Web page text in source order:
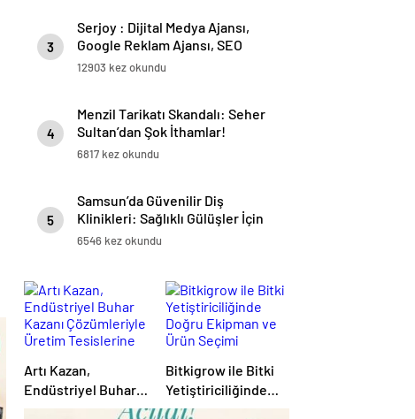
3
Serjoy : Dijital Medya Ajansı,
Google Reklam Ajansı, SEO
Ajansı ve Web Tasarım Ajansı
12903 kez okundu
4
Menzil Tarikatı Skandalı: Seher
Sultan’dan Şok İthamlar!
6817 kez okundu
5
Samsun’da Güvenilir Diş
Klinikleri: Sağlıklı Gülüşler İçin
En İyi Seçenekler
6546 kez okundu
Artı Kazan,
Endüstriyel Buhar
Kazanı
Bitkigrow ile Bitki
Yetiştiriciliğinde
Doğru Ekipman ve